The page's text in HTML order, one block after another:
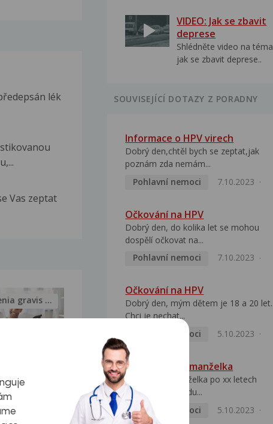
lék
Vas zeptat
Myasthenia gravis – vše, co...
VIDEO: Jak se zbavit
deprese
Shlédněte video na téma
jak se zbavit deprese..
SOUVISEJÍCÍ DOTAZY Z PORADNY
Informace o HPV virech
Dobrý den,chtěl bych se zeptat,jak
poznám zda nemám...
Pohlavní nemoci
7.10.2023
Očkování na HPV
Dobrý den, do kolika let se mohou
dospělí očkovat na...
Pohlavní nemoci
7.10.2023
Očkování na HPV
Dobrý den, mým dětem je 18 a 20 let.
Chci je nechat...
Pohlavní nemoci
5.10.2023
HPV pozitivní manželka
Dobrý den, manželka po xx letech
přivezla z Východu...
Pohlavní nemoci
5.10.2023